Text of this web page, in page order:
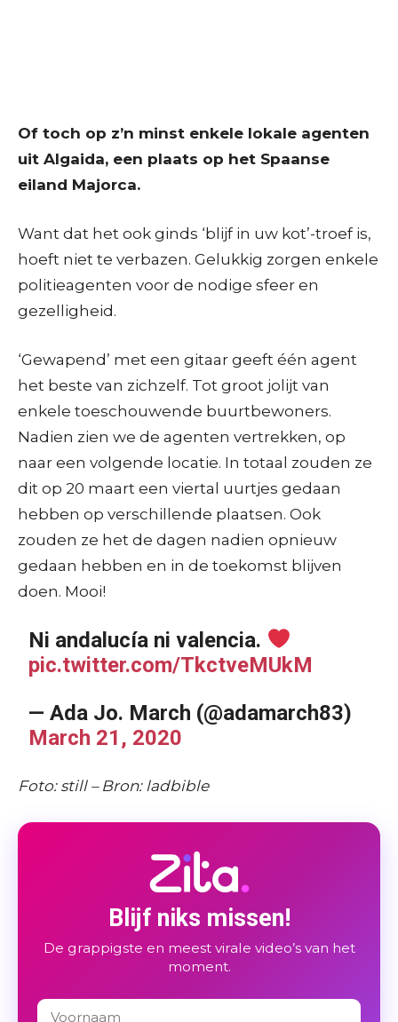
Of toch op z’n minst enkele lokale agenten
uit Algaida, een plaats op het Spaanse
eiland Majorca.
Want dat het ook ginds ‘blijf in uw kot’-troef is,
hoeft niet te verbazen. Gelukkig zorgen enkele
politieagenten voor de nodige sfeer en
gezelligheid.
‘Gewapend’ met een gitaar geeft één agent
het beste van zichzelf. Tot groot jolijt van
enkele toeschouwende buurtbewoners.
Nadien zien we de agenten vertrekken, op
naar een volgende locatie. In totaal zouden ze
dit op 20 maart een viertal uurtjes gedaan
hebben op verschillende plaatsen. Ook
zouden ze het de dagen nadien opnieuw
gedaan hebben en in de toekomst blijven
doen. Mooi!
Ni andalucía ni valencia.
pic.twitter.com/TkctveMUkM
— Ada Jo. March (@adamarch83)
March 21, 2020
Foto: still – Bron: ladbible
Blijf niks missen!
De grappigste en meest virale video’s van het
moment.